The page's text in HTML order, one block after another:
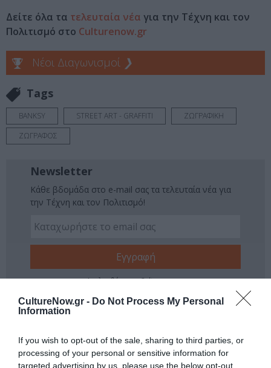
CultureNow.gr - Do Not Process My Personal
Information
If you wish to opt-out of the sale, sharing to third parties, or
processing of your personal or sensitive information for
targeted advertising by us, please use the below opt-out
Δείτε όλα τα τελευταία νέα για την Τέχνη και τον
Πολιτισμό στο Culturenow.gr
Νέοι Διαγωνισμοί ❯
Tags
BANKSY STREET ART - GRAFFITI
ΖΩΓΡΑΦΙΚΗ
ΖΩΓΡΑΦΟΣ
Newsletter
Κάθε βδομάδα στο e-mail σας τα τελευταία νέα για
την Τέχνη και τον Πολιτισμό!
Ακολουθήστε το Culturenow.gr
Σχετικά Άρθρα